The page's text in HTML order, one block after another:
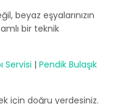
beyaz eşyalarınızın
bir teknik
Servisi | Pendik Bulaşık
için doğru yerdesiniz.